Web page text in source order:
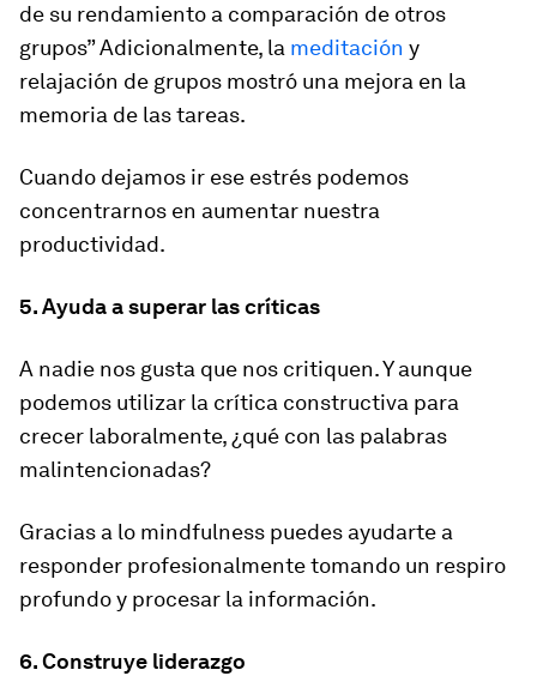
de su rendamiento a comparación de otros
grupos” Adicionalmente, la meditación y
relajación de grupos mostró una mejora en la
memoria de las tareas.
Cuando dejamos ir ese estrés podemos
concentrarnos en aumentar nuestra
productividad.
5. Ayuda a superar las críticas
A nadie nos gusta que nos critiquen. Y aunque
podemos utilizar la crítica constructiva para
crecer laboralmente, ¿qué con las palabras
malintencionadas?
Gracias a lo mindfulness puedes ayudarte a
responder profesionalmente tomando un respiro
profundo y procesar la información.
6. Construye liderazgo